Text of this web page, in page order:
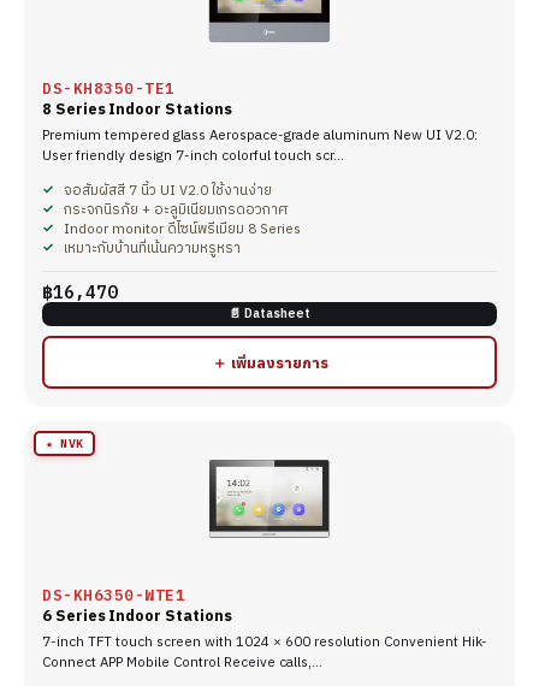
DS-KH8350-TE1
8 Series Indoor Stations
Premium tempered glass Aerospace-grade aluminum New UI V2.0:
User friendly design 7-inch colorful touch scr…
จอสัมผัสสี 7 นิ้ว UI V2.0 ใช้งานง่าย
กระจกนิรภัย + อะลูมิเนียมเกรดอวกาศ
Indoor monitor ดีไซน์พรีเมียม 8 Series
เหมาะกับบ้านที่เน้นความหรูหรา
฿16,470
📄 Datasheet
＋ เพิ่มลงรายการ
★ NVK
DS-KH6350-WTE1
6 Series Indoor Stations
7-inch TFT touch screen with 1024 × 600 resolution Convenient Hik-
Connect APP Mobile Control Receive calls,…